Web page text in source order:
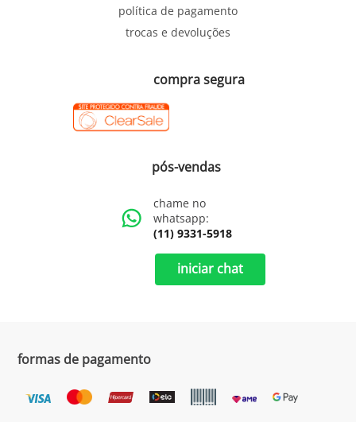
política de pagamento
trocas e devoluções
compra segura
pós-vendas
chame no
whatsapp:
(11) 9331-5918
iniciar chat
formas de pagamento